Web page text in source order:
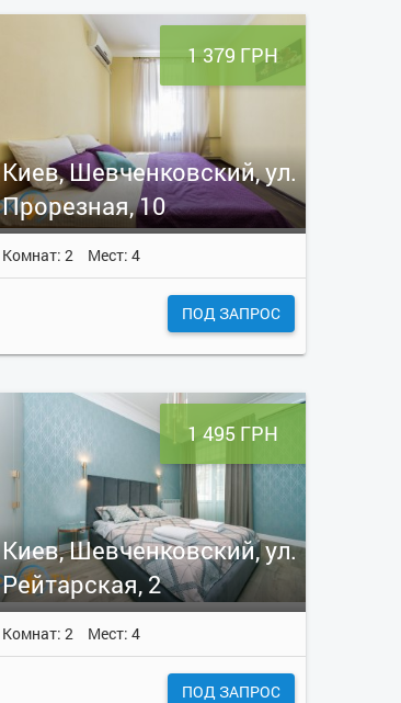
1 379 ГРН
Киев, Шевченковский, ул.
Прорезная, 10
Комнат: 2 Мест: 4
ПОД ЗАПРОС
1 495 ГРН
Киев, Шевченковский, ул.
Рейтарская, 2
Комнат: 2 Мест: 4
ПОД ЗАПРОС